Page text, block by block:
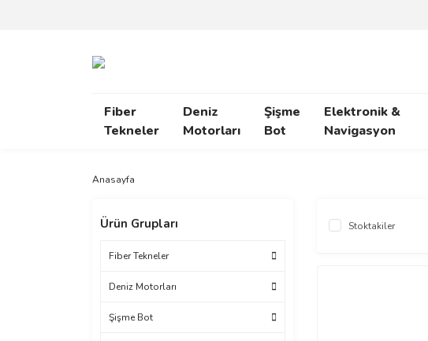
Fiber
Tekneler
Deniz
Motorları
Şişme
Bot
Elektronik &
Navigasyon
Anasayfa
Ürün Grupları
Fiber Tekneler
Deniz Motorları
Şişme Bot
Stoktakiler